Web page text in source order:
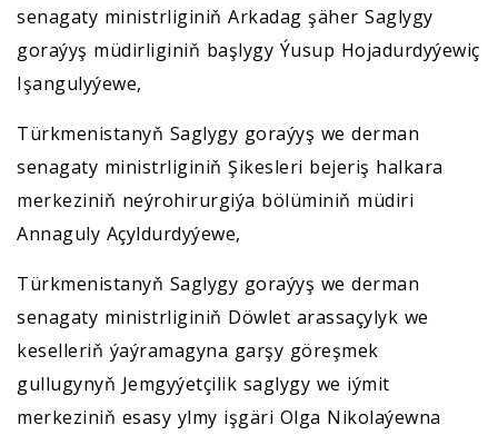
senagaty ministrliginiň Arkadag şäher Saglygy
goraýyş müdirliginiň başlygy Ýusup Hojadurdyýewiç
Işangulyýewe,
Türkmenistanyň Saglygy goraýyş we derman
senagaty ministrliginiň Şikesleri bejeriş halkara
merkeziniň neýrohirurgiýa bölüminiň müdiri
Annaguly Açyldurdyýewe,
Türkmenistanyň Saglygy goraýyş we derman
senagaty ministrliginiň Döwlet arassaçylyk we
keselleriň ýaýramagyna garşy göreşmek
gullugynyň Jemgyýetçilik saglygy we iýmit
merkeziniň esasy ylmy işgäri Olga Nikolaýewna